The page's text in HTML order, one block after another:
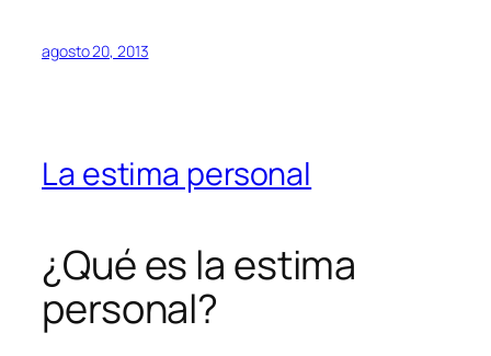
agosto 20, 2013
La estima personal
¿Qué es la estima
personal?